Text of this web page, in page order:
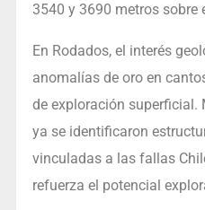
3540 y 3690 metros sobre
En Rodados, el interés
anomalías de oro en
de exploración superficial.
ya se identificaron
vinculadas a las fallas
refuerza el potencial